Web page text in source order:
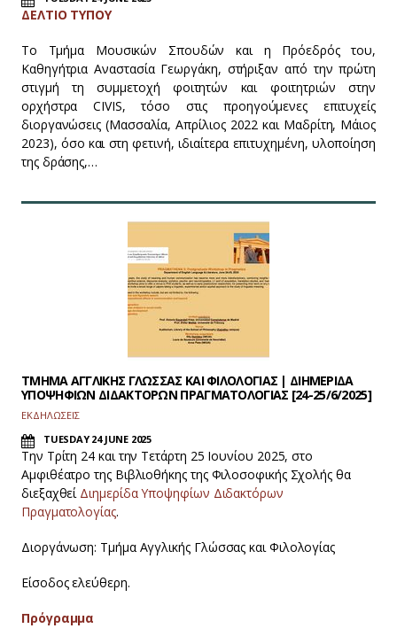
ΔΕΛΤΙΟ ΤΥΠΟΥ
Το Τμήμα Μουσικών Σπουδών και η Πρόεδρός του,
Καθηγήτρια Αναστασία Γεωργάκη, στήριξαν από την πρώτη
στιγμή τη συμμετοχή φοιτητών και φοιτητριών στην
ορχήστρα CIVIS, τόσο στις προηγούμενες επιτυχείς
διοργανώσεις (Μασσαλία, Απρίλιος 2022 και Μαδρίτη, Μάιος
2023), όσο και στη φετινή, ιδιαίτερα επιτυχημένη, υλοποίηση
της δράσης,…
ΤΜΗΜΑ ΑΓΓΛΙΚΗΣ ΓΛΩΣΣΑΣ ΚΑΙ ΦΙΛΟΛΟΓΙΑΣ | ΔΙΗΜΕΡΙΔΑ
ΥΠΟΨΗΦΙΩΝ ΔΙΔΑΚΤΟΡΩΝ ΠΡΑΓΜΑΤΟΛΟΓΙΑΣ [24-25/6/2025]
ΕΚΔΗΛΩΣΕΙΣ
TUESDAY 24 JUNE 2025
Την Τρίτη 24 και την Τετάρτη 25 Ιουνίου 2025, στο
Αμφιθέατρο της Βιβλιοθήκης της Φιλοσοφικής Σχολής θα
διεξαχθεί Διημερίδα Υποψηφίων Διδακτόρων
Πραγματολογίας.
Διοργάνωση: Τμήμα Αγγλικής Γλώσσας και Φιλολογίας
Είσοδος ελεύθερη.
Πρόγραμμα